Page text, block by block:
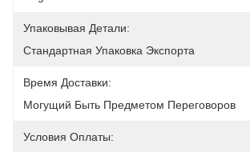
Упаковывая Детали:
Стандартная Упаковка Экспорта
Время Доставки:
Могущий Быть Предметом Переговоров
Условия Оплаты: